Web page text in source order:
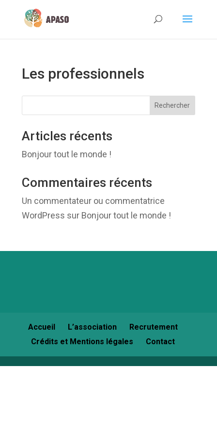
Les professionnels
Rechercher
Articles récents
Bonjour tout le monde !
Commentaires récents
Un commentateur ou commentatrice
WordPress sur Bonjour tout le monde !
Accueil L’association
Recrutement
Crédits et Mentions légales
Contact